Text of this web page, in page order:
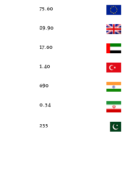
75.60
89.90
17.60
1.40
690
0.34
235